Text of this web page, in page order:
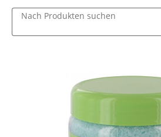
Nach Produkten suchen